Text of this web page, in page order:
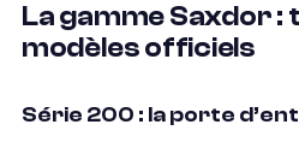
La gamme Saxdor :
modèles officiels
Série 200 : la porte